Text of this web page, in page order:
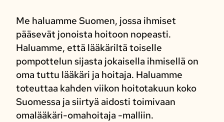
Me haluamme Suomen, jossa ihmiset
pääsevät jonoista hoitoon nopeasti.
Haluamme, että lääkäriltä toiselle
pompottelun sijasta jokaisella ihmisellä on
oma tuttu lääkäri ja hoitaja. Haluamme
toteuttaa kahden viikon hoitotakuun koko
Suomessa ja siirtyä aidosti toimivaan
omalääkäri-omahoitaja -malliin.